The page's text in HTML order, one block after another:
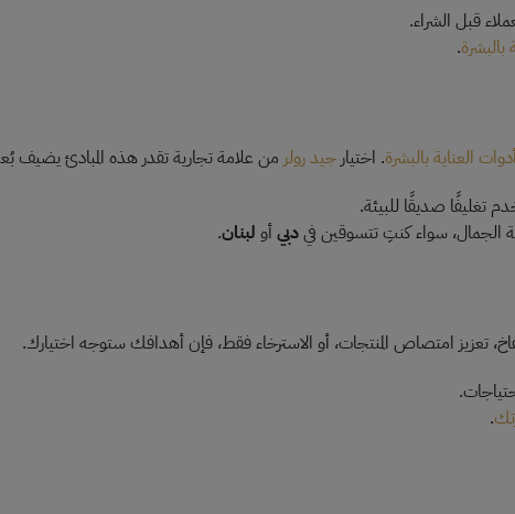
قبل الشراء.
بالبشرة.
العناية بالبشرة. اختيارجيد رولر من علامة تجارية تقدر هذه المبادئ يضيف
تغليفًا صديقًا للبيئة.
الجمال، سواء كنتِ تتسوقين فيدبيأو لبنان.
تعزيز امتصاص المنتجات، أو الاسترخاء فقط، فإن أهدافك ستوجه اختيارك.
.